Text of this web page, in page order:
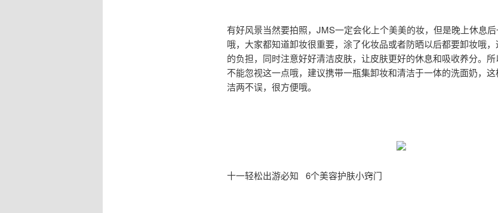
有好风景当然要拍照，JMS一定会化上个美美的妆，但是晚上休息
哦，大家都知道卸妆很重要，涂了化妆品或者防晒以后都要卸妆哦
的负担，同时注意好好清洁皮肤，让皮肤更好的休息和吸收养分。
不能忽视这一点哦，建议携带一瓶集卸妆和清洁于一体的洗面奶，
洁两不误，很方便哦。
十一轻松出游必知 6个美容护肤小窍门